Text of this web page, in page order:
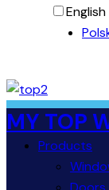
English
MY TOP
Products